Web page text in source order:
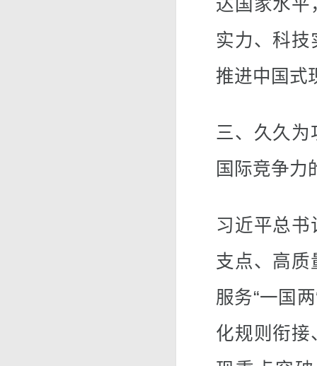
达国家水平
实力、科技
推进中国式
三、久久为
国际竞争力
习近平总
支点、高
服务“一国
化规则衔接